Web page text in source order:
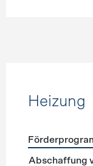
Heizung
Abschaffung